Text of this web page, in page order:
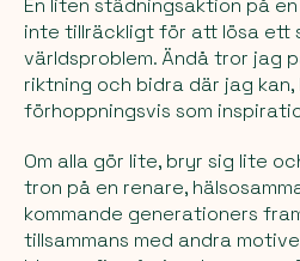
inte tillräckligt för att lösa ett
världsproblem. Ändå tror jag
riktning och bidra där jag
förhoppningsvis som
Om alla gör lite, bryr sig lite
tron på en renare,
kommande generationers
tillsammans med andra